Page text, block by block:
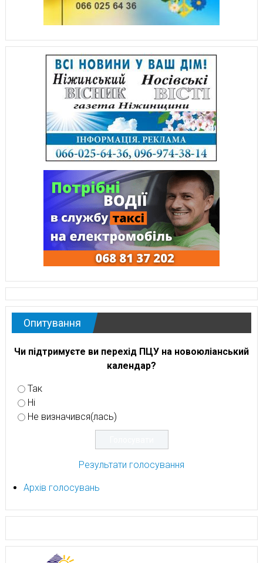
Опитування
Чи підтримуєте ви перехід ПЦУ на новоюліанський
календар?
Так
Ні
Не визначився(лась)
Результати голосування
Архів голосувань